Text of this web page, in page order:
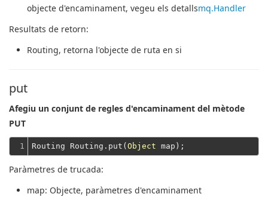
objecte d'encaminament, vegeu els detallsmq.Handler
Resultats de retorn:
Routing, retorna l'objecte de ruta en si
put
Afegiu un conjunt de regles d'encaminament del mètode
PUT
1 Routing Routing.put( Object
Paràmetres de trucada:
map: Objecte, paràmetres d'encaminament